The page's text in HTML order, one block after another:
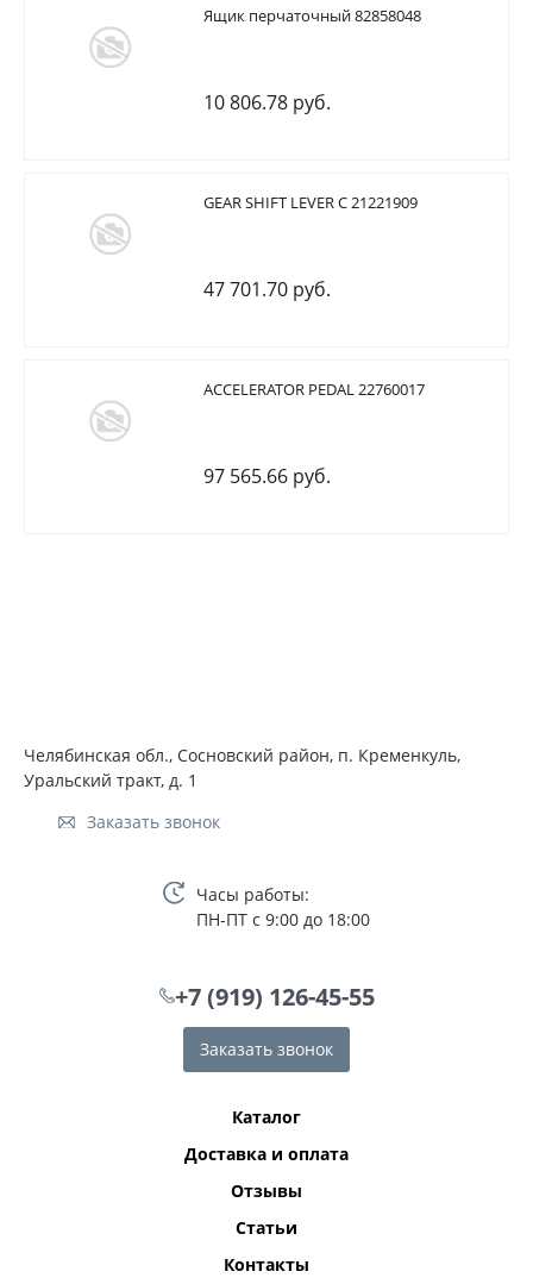
Ящик перчаточный 82858048
10 806.78 руб.
GEAR SHIFT LEVER C 21221909
47 701.70 руб.
ACCELERATOR PEDAL 22760017
97 565.66 руб.
Челябинская обл., Сосновский район, п. Кременкуль,
Уральский тракт, д. 1
Заказать звонок
Часы работы:
ПН-ПТ с 9:00 до 18:00
+7 (919) 126-45-55
Заказать звонок
Каталог
Доставка и оплата
Отзывы
Статьи
Контакты